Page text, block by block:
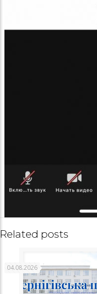
Related posts
04.08.2026